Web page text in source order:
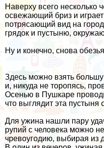
Наверху всего несколько
освежающий бриз и
потрясающий вид на
грядок и пустыню,
Ну и конечно, снова
Здесь можно взять
и, никуда не торопясь,
Осенью в Пушкаре
что выглядит эта пустыня
Для ужина нашли пару
рупий с человека можно
чревоугодию, выбирая из